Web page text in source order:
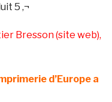
5 ‚¬
Bresson (site web),
d’Europe a